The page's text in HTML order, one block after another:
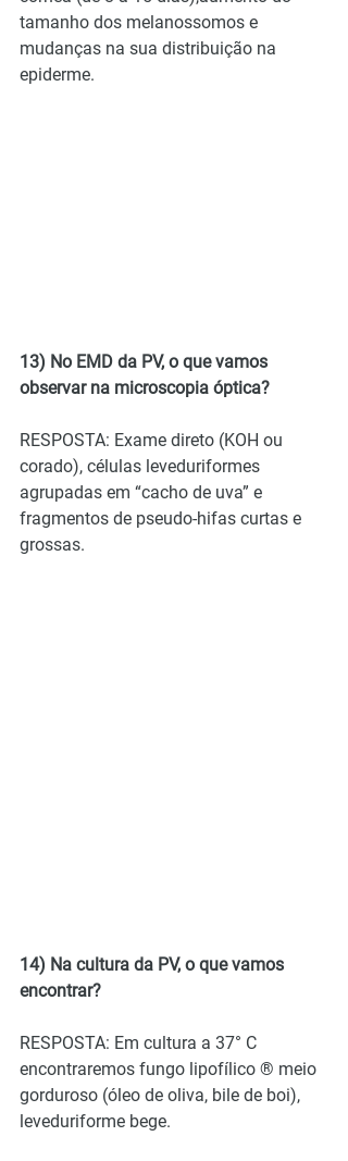
tamanho dos melanossomos e
mudanças na sua distribuição na
epiderme.
13) No EMD da PV, o que vamos
observar na microscopia óptica?
RESPOSTA: Exame direto (KOH ou
corado), células leveduriformes
agrupadas em “cacho de uva” e
fragmentos de pseudo-hifas curtas e
grossas.
14) Na cultura da PV, o que vamos
encontrar?
RESPOSTA: Em cultura a 37° C
encontraremos fungo lipofílico ® meio
gorduroso (óleo de oliva, bile de boi),
leveduriforme bege.